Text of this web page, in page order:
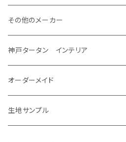
クラウン・マジェスタ
グランエース
コペン
サイ（ＳＡＩ）
モコ
ラティオ
ラフェスタ
リーフ
シビック
シビック タイプアール
シャトル
スーパーONE
H31/4～R7/12 50系
H24/6～H29/12 10系
アクア
H23/12～R3/7 NHP10
R3/7～ MXPK系
アベンシス
H23/9～H30/4 270系
アリオン
H23/10～R3/3 260系
アルファード/ヴェルファイアＨＶ
R6/5～ 6人乗 TAWH15W
H18/9～H29/10
ＬＳ６００ｈ
H19/5～H29/10
ＬＳ５００/ＬＳ５００ｈ
H29/10～
ＬＸ
H27/9～R3/10 URJ201W
ＮＸ
R4/7～ T33
H22/8～R8/7 E52
R8/7～ E53
オーラ
R3/8～ E13
ＮＶ３５０キャラバン
H24/6～ E26 3人乗
H24/6～ E26 5・6人乗
キューブ
H14/10～R2/3 Z11・Z12
キックス
R4/9～ GU系
サンバーバン/ディアス
H11/2～H24/2 TV系
H24/4～R4/1 S3系
サンバートラック
H24/2～H26/9 S200系
H26/9～ S500系
シフォン
H28/12～R1/7 LA600/610
ジャスティ
R1/9～ DJ系
ＭＡＺＤＡ３
R1/5～ BP系
ＭＡＺＤＡ６
R1/8～ GJ系
ＭＸ－３０
R2/10～ DREJ3P
アクセラ/アクセラ・スポーツ
R2/9～ S403/413V
グランマックストラック
R2/9～ S403/413P
コペン
H14/6～ L880/LA400K
タフト
R2/6～ LA900/910S
タント
R3/12～ HA37/97S
H20/11～ HE22/33S
アルトラパンLC
R4/6～ HE33S
イグニス
H28/2～ FF21S
エスクード
H17/5～H27/10 TA/TD系
エブリィ
H26/2～ B11A/B30系
ｅｋワゴン
H25/6～ B11W/B30系
ｅｋカスタム/ｅｋクロス
H25/6～H31/3 ｅｋカスタム
H31/3～ ｅｋクロス
ekクロスEV
R4/6～ B5AW
アイミーブ
H30/8～R4/12 RW1/2・RT5/6 5人乗り
H22/2～29/1 ZF1・ZF2
NBOX/NBOXカスタム
H23/12～H29/9 JF1/2
H29/9～R5/10 JF3/4
NBOXプラス/NBOXプラスカスタム
H24/7～H29/8 JF1/2
NBOXスラッシュ
H26/12～R2/2 JF1/2
NBOXジョイ
H24/10～R3/3 AA系
アルテオン
H29/10～ ３HD系
ゴルフ
H25/4～R3/4 AU系
R3/6～ CDD系
シャラン
H23/2～ 7N系
Tクロス
Ａクラス
H24/11～30/10
H30/10～
Ｂクラス
H24/4～R1/6
Ｃクラス
H26/7～R4/2
ＣＬＡクラス
その他のメーカー
MINI
MINIクロスオーバー
神戸タータン インテリア
ラグマット
ラグマットセカンド（L）
オーダーメイド
生地サンプル